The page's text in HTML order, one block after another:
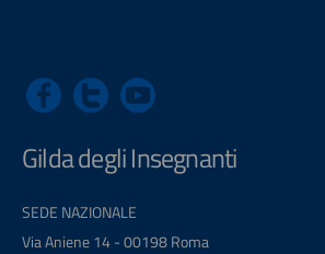
Gilda degli Insegnanti
SEDE NAZIONALE
Via Aniene 14 - 00198 Roma